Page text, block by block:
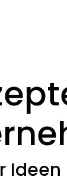
Ideen